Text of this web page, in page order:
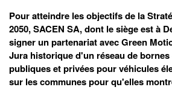
Pour atteindre les objectifs de la
2050, SACEN SA, dont le siège est à
signer un partenariat avec Green
Jura historique d'un réseau de
publiques et privées pour véhicules
sur les communes pour qu'elles